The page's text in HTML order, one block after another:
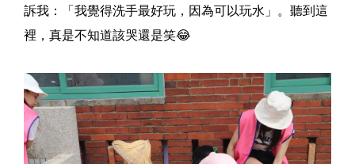
訴我：「我覺得洗手最好玩，因為可以玩水」。聽到這
裡，真是不知道該哭還是笑😂